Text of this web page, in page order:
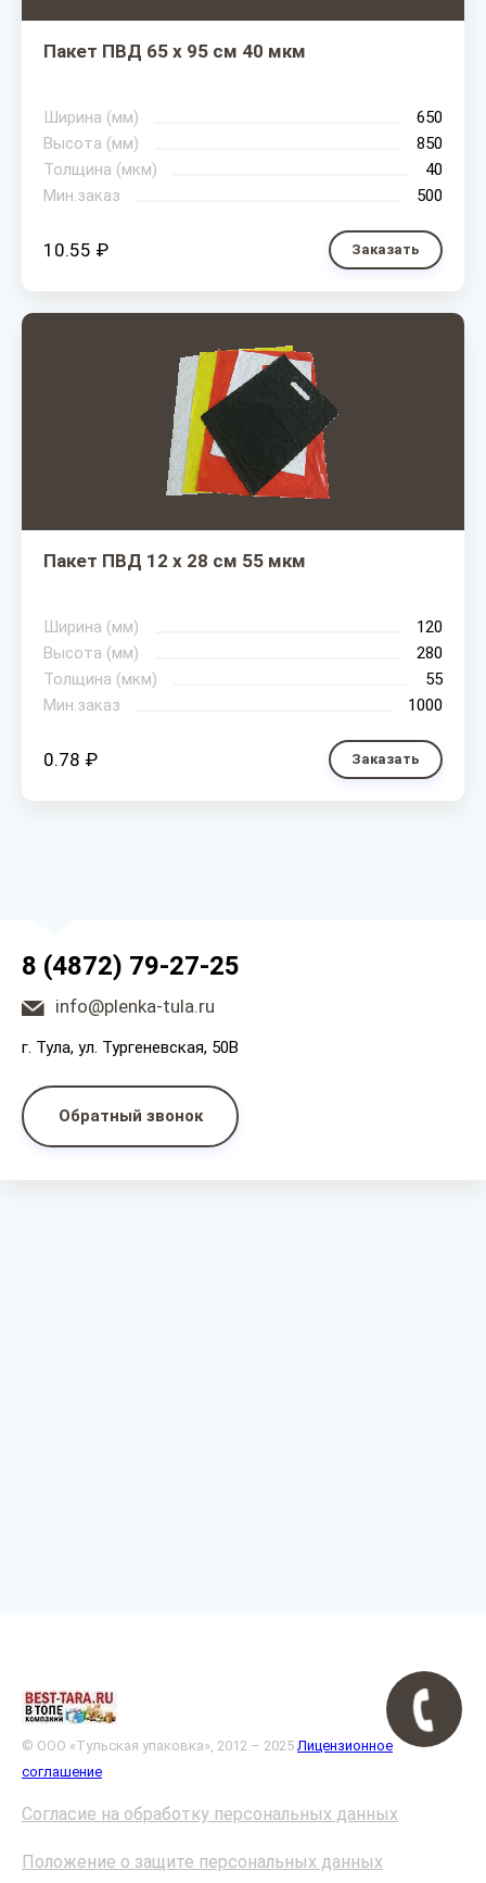
Пакет ПВД 65 х 95 см 40 мкм
Ширина (мм)
650
Высота (мм)
850
Толщина (мкм)
40
Мин.заказ
500
10.55 ₽ Заказать
Пакет ПВД 12 х 28 см 55 мкм
Ширина (мм)
120
Высота (мм)
280
Толщина (мкм)
55
Мин.заказ
1000
0.78 ₽ Заказать
8 (4872) 79-27-25
info@plenka-tula.ru
г. Тула, ул. Тургеневская, 50В
Обратный звонок
© ООО «Тульская упаковка», 2012 – 2025 Лицензионное
соглашение
Согласие на обработку персональных данных
Положение о защите персональных данных